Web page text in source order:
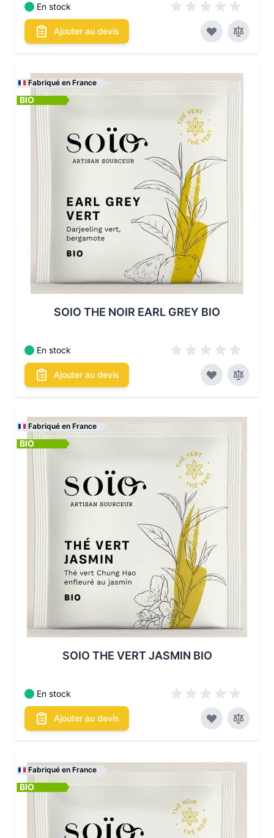
En stock
Ajouter au devis
Fabriqué en France
BIO
Les conditionnements disponibles :
SOIO THE NOIR EARL GREY BIO
En stock
Ajouter au devis
Fabriqué en France
BIO
Les conditionnements disponibles :
SOIO THE VERT JASMIN BIO
En stock
Ajouter au devis
Fabriqué en France
BIO